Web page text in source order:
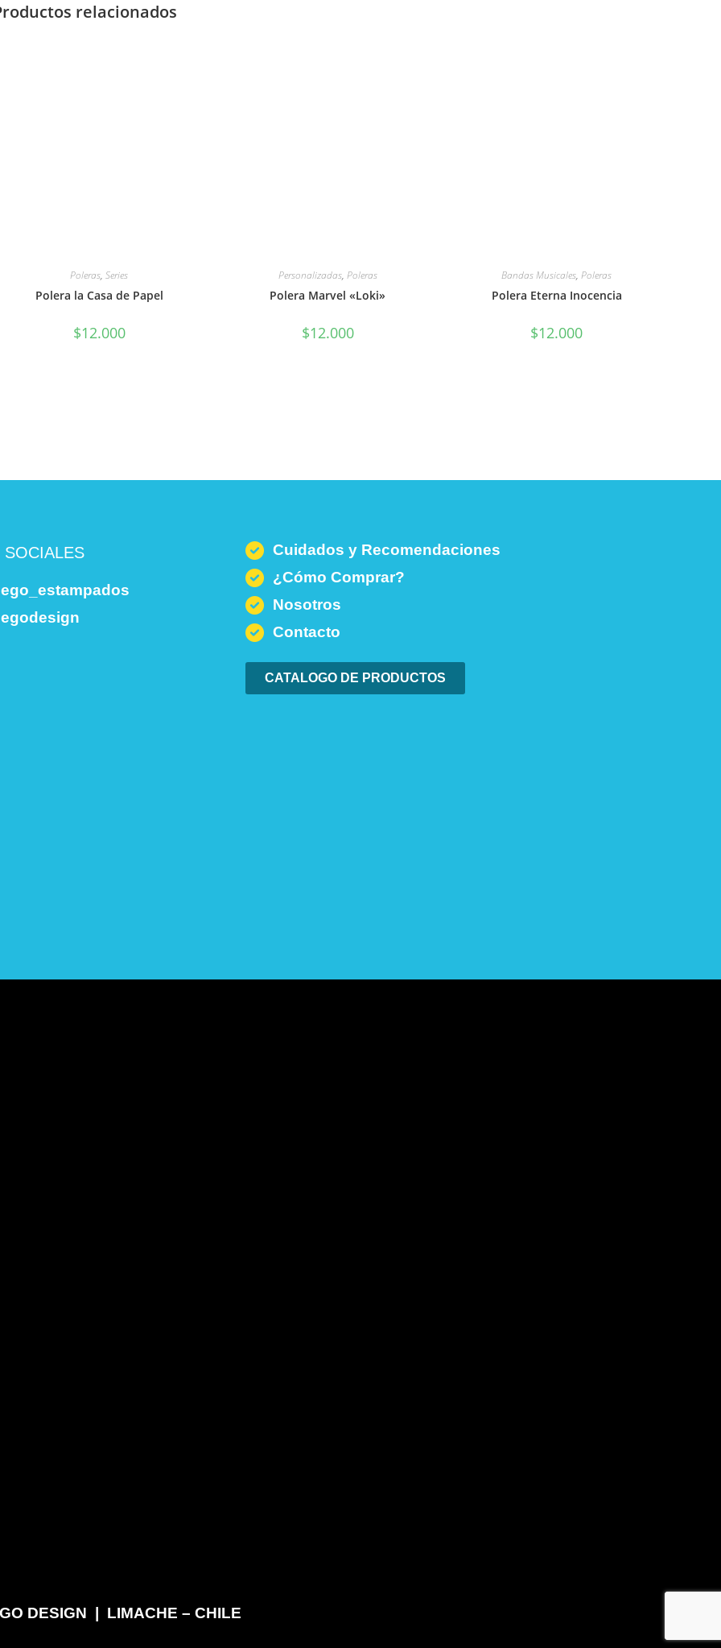
relacionados
Poleras,Series
Polera la Casa de Papel
$12.000
Personalizadas, Poleras
Polera Marvel «Loki»
$12.000
Bandas Musicales,Poleras
Polera Eterna Inocencia
$12.000
SOCIALES
Cuidados y Recomendaciones
¿Cómo Comprar?
Nosotros
Contacto
CATALOGO DE PRODUCTOS
DESIGN | LIMACHE – CHILE